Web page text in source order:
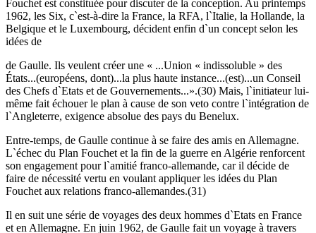
Fouchet est constituée pour discuter de la conception. Au printemps
1962, les Six, c`est-à-dire la France, la RFA, l`Italie, la Hollande, la
Belgique et le Luxembourg, décident enfin d`un concept selon les
idées de
de Gaulle. Ils veulent créer une « ...Union « indissoluble » des
États...(européens, dont)...la plus haute instance...(est)...un Conseil
des Chefs d`Etats et de Gouvernements...».(30) Mais, l`initiateur lui-
même fait échouer le plan à cause de son veto contre l`intégration de
l`Angleterre, exigence absolue des pays du Benelux.
Entre-temps, de Gaulle continue à se faire des amis en Allemagne.
L`échec du Plan Fouchet et la fin de la guerre en Algérie renforcent
son engagement pour l`amitié franco-allemande, car il décide de
faire de nécessité vertu en voulant appliquer les idées du Plan
Fouchet aux relations franco-allemandes.(31)
Il en suit une série de voyages des deux hommes d`Etats en France
et en Allemagne. En juin 1962, de Gaulle fait un voyage à travers